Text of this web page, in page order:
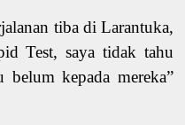
tiba di Larantuka,
Test, saya tidak tahu
belum kepada mereka”